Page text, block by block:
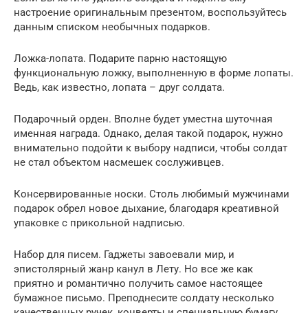
настроение оригинальным презентом, воспользуйтесь
данным списком необычных подарков.
Ложка-лопата. Подарите парню настоящую
функциональную ложку, выполненную в форме лопаты.
Ведь, как известно, лопата – друг солдата.
Подарочный орден. Вполне будет уместна шуточная
именная награда. Однако, делая такой подарок, нужно
внимательно подойти к выбору надписи, чтобы солдат
не стал объектом насмешек сослуживцев.
Консервированные носки. Столь любимый мужчинами
подарок обрел новое дыхание, благодаря креативной
упаковке с прикольной надписью.
Набор для писем. Гаджеты завоевали мир, и
эпистолярный жанр канул в Лету. Но все же как
приятно и романтично получить самое настоящее
бумажное письмо. Преподнесите солдату несколько